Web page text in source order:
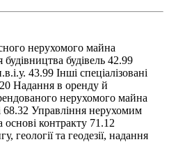
нерухомого майна
будівель 42.99
43.99 Інші спеціалізовані
Надання в оренду й
нерухомого майна
68.32 Управління нерухомим
контракту 71.12
геології та геодезії, надання